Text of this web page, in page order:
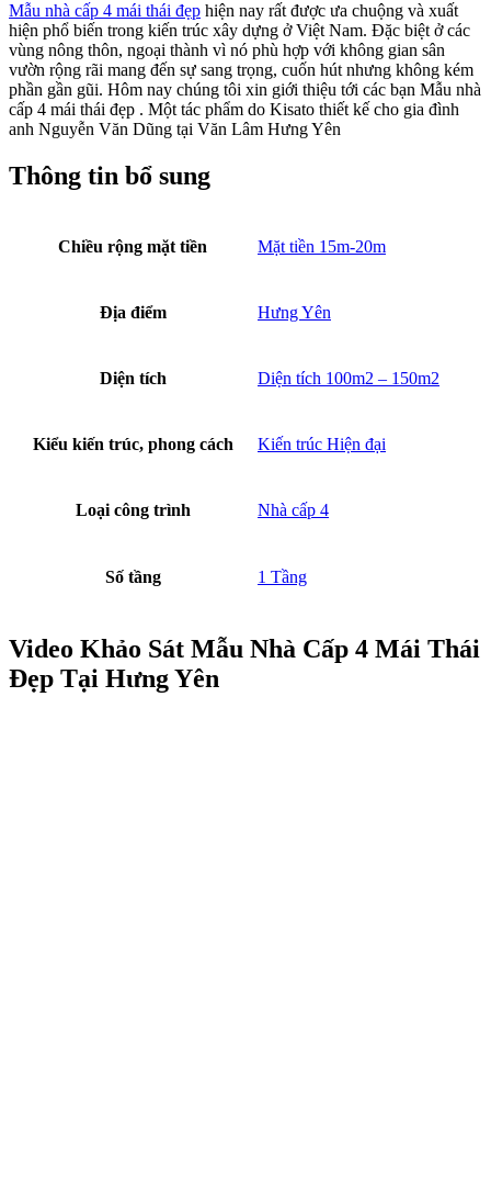
Mẫu nhà cấp 4 mái thái đẹp hiện nay rất được ưa chuộng và xuất
hiện phổ biến trong kiến trúc xây dựng ở Việt Nam. Đặc biệt ở các
vùng nông thôn, ngoại thành vì nó phù hợp với không gian sân
vườn rộng rãi mang đến sự sang trọng, cuốn hút nhưng không kém
phần gần gũi. Hôm nay chúng tôi xin giới thiệu tới các bạn Mẫu nhà
cấp 4 mái thái đẹp . Một tác phẩm do Kisato thiết kế cho gia đình
anh Nguyễn Văn Dũng tại Văn Lâm Hưng Yên
Thông tin bổ sung
Chiều rộng mặt tiền Mặt tiền 15m-20m
Địa điểm Hưng Yên
Diện tích Diện tích 100m2 – 150m2
Kiểu kiến trúc, phong cách Kiến trúc Hiện đại
Loại công trình Nhà cấp 4
Số tầng 1 Tầng
Video Khảo Sát Mẫu Nhà Cấp 4 Mái Thái
Đẹp Tại Hưng Yên